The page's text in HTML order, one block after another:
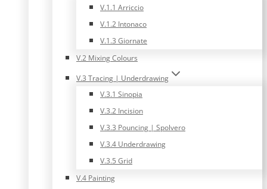
V.1.1 Arriccio
V.1.2 Intonaco
V.1.3 Giornate
V.2 Mixing Colours
V.3 Tracing | Underdrawing
V.3.1 Sinopia
V.3.2 Incision
V.3.3 Pouncing | Spolvero
V.3.4 Underdrawing
V.3.5 Grid
V.4 Painting